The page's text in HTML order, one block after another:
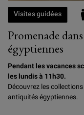
Promenade
égyptiennes
Visites guidées
Pendant les vacances
les lundis à 11h30.
Découvrez les
antiquités égyptiennes.